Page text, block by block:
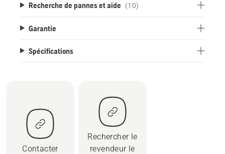
Recherche de pannes et aide (10)
Garantie
Spécifications
Contacter
Rechercher le
revendeur le